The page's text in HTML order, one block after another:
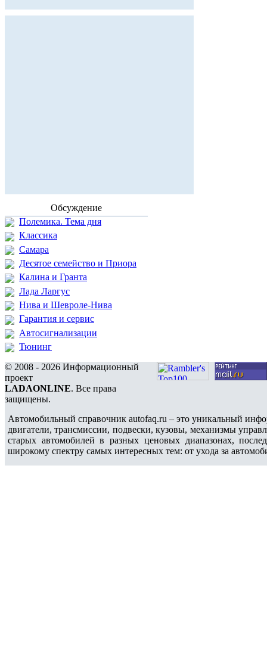
Обсуждение
Полемика. Тема дня
Классика
Самара
Десятое семейство и Приора
Калина и Гранта
Лада Ларгус
Нива и Шевроле-Нива
Гарантия и сервис
Автосигнализации
Тюнинг
© 2008 - 2026 Информационный
проект
LADAONLINE. Все права
защищены.
Автомобильный справочник autofaq.ru – это уникальный
двигатели, трансмиссии, подвески, кузовы, механизмы
старых автомобилей в разных ценовых диапазонах,
широкому спектру самых интересных тем: от ухода за